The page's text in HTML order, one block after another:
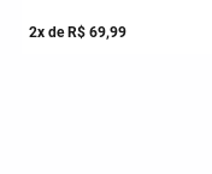
2x deR$ 69,99